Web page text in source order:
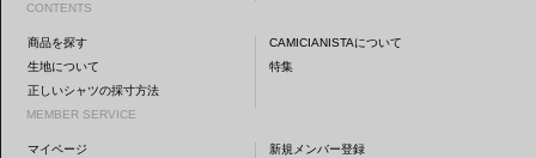
CONTENTS
商品を探す
CAMICIANISTAについて
生地について
特集
正しいシャツの採寸方法
MEMBER SERVICE
マイページ
新規メンバー登録